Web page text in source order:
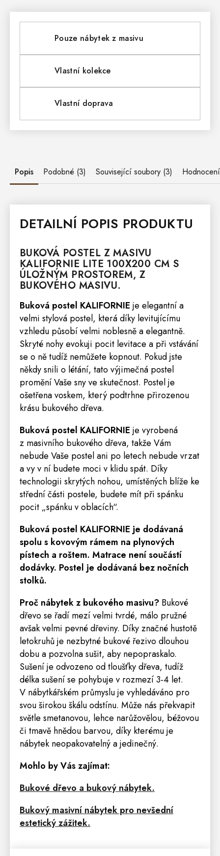
Pouze nábytek z masivu
Vlastní kolekce
Vlastní doprava
Popis Podobné (3) Související soubory (3) Hodnocení
DETAILNÍ POPIS PRODUKTU
BUKOVÁ POSTEL Z MASIVU
KALIFORNIE LITE 100X200 CM S
ÚLOŽNÝM PROSTOREM, Z
BUKOVÉHO MASIVU.
Buková postel KALIFORNIE je elegantní a
velmi stylová postel, která díky levitujícímu
vzhledu působí velmi noblesně a elegantně.
Skryté nohy evokuji pocit levitace a při vstávání
se o ně tudíž nemůžete kopnout. Pokud jste
někdy snili o létání, tato výjimečná postel
promění Vaše sny ve skutečnost. Postel je
ošetřena voskem, který podtrhne přirozenou
krásu bukového dřeva.
Buková postel KALIFORNIE je vyrobená
z masivního bukového dřeva, takže Vám
nebude Vaše postel ani po letech nebude vrzat
a vy v ní budete moci v klidu spát. Díky
technologii skrytých nohou, umístěných blíže ke
střední části postele, budete mít při spánku
pocit „spánku v oblacích“.
Buková postel KALIFORNIE je dodávaná
spolu s kovovým rámem na plynových
pístech a roštem. Matrace není součástí
dodávky. Postel je dodávaná bez nočních
stolků.
Proč nábytek z bukového masivu? Bukové
dřevo se řadí mezí velmi tvrdé, málo pružné
avšak velmi pevné dřeviny. Díky značné hustotě
letokruhů je nezbytné bukové řezivo dlouhou
dobu a pozvolna sušit, aby nepopraskalo.
Sušení je odvozeno od tloušťky dřeva, tudíž
délka sušení se pohybuje v rozmezí 3-4 let.
V nábytkářském průmyslu je vyhledáváno pro
svou širokou škálu odstínu. Může nás překvapit
světle smetanovou, lehce narůžovělou, béžovou
či tmavě hnědou barvou, díky kterému je
nábytek neopakovatelný a jedinečný.
Mohlo by Vás zajímat:
Bukové dřevo a bukový nábytek.
Bukový masivní nábytek pro nevšední
estetický zážitek.